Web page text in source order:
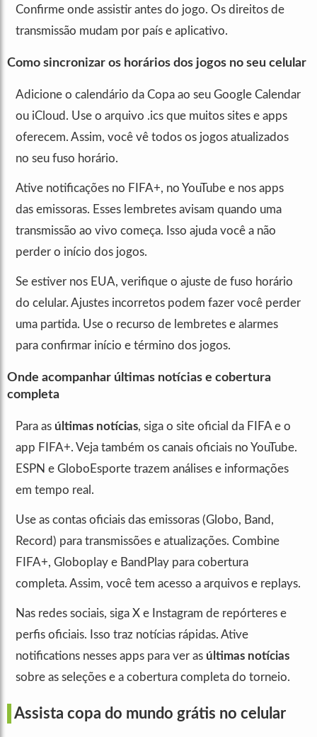
Confirme onde assistir antes do jogo. Os direitos de
transmissão mudam por país e aplicativo.
Como sincronizar os horários dos jogos no seu celular
Adicione o calendário da Copa ao seu Google Calendar
ou iCloud. Use o arquivo .ics que muitos sites e apps
oferecem. Assim, você vê todos os jogos atualizados
no seu fuso horário.
Ative notificações no FIFA+, no YouTube e nos apps
das emissoras. Esses lembretes avisam quando uma
transmissão ao vivo começa. Isso ajuda você a não
perder o início dos jogos.
Se estiver nos EUA, verifique o ajuste de fuso horário
do celular. Ajustes incorretos podem fazer você perder
uma partida. Use o recurso de lembretes e alarmes
para confirmar início e término dos jogos.
Onde acompanhar últimas notícias e cobertura
completa
Para as últimas notícias, siga o site oficial da FIFA e o
app FIFA+. Veja também os canais oficiais no YouTube.
ESPN e GloboEsporte trazem análises e informações
em tempo real.
Use as contas oficiais das emissoras (Globo, Band,
Record) para transmissões e atualizações. Combine
FIFA+, Globoplay e BandPlay para cobertura
completa. Assim, você tem acesso a arquivos e replays.
Nas redes sociais, siga X e Instagram de repórteres e
perfis oficiais. Isso traz notícias rápidas. Ative
notifications nesses apps para ver as últimas notícias
sobre as seleções e a cobertura completa do torneio.
Assista copa do mundo grátis no celular